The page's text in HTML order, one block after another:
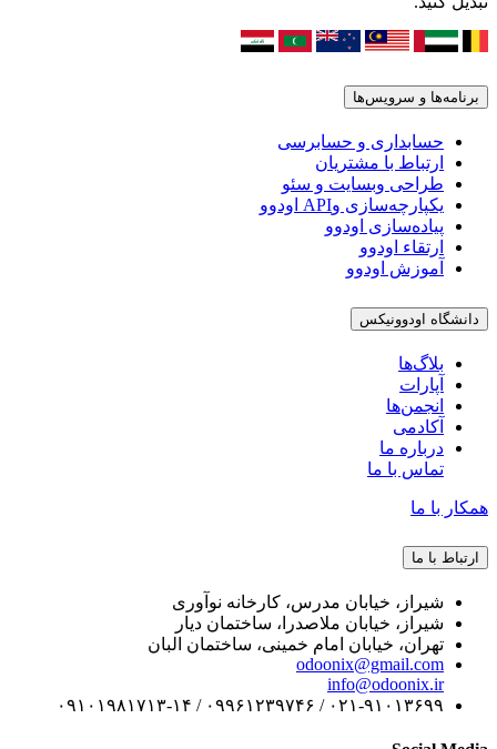
برنامه‌ها و سرویس‌ها
حسابداری و حسابرسی
ارتباط با مشتریان
طراحی وبسایت و سئو
یکپارچه‌سازی وAPI اودوو
پیاده‌سازی اودوو
ارتقاء اودوو
آموزش اودوو
دانشگاه اودوونیکس
بلاگ‌ها
آپارات
انجمن‌ها
آکادمی
درباره ما
تماس با ما
همکار با ما
ارتباط با ما
شیراز، خیابان مدرس، کارخانه نوآوری
شیراز، خیابان ملاصدرا، ساختمان دیار
تهران، خیابان امام خمینی، ساختمان البان
odoonix@gmail.com
info@odoonix.ir
۰۲۱-۹۱۰۱۳۶۹۹ / ۰۹۹۶۱۲۳۹۷۴۶ / ۰۹۱۰۱۹۸۱۷۱۳-۱۴